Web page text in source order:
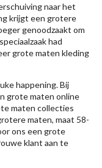
naar het
krijgt een grotere
genoodzaakt om
had
grote maten kleding
happening. Bij
grote maten online
maten collecties
maten, maat 58-
ons een grote
klant aan te